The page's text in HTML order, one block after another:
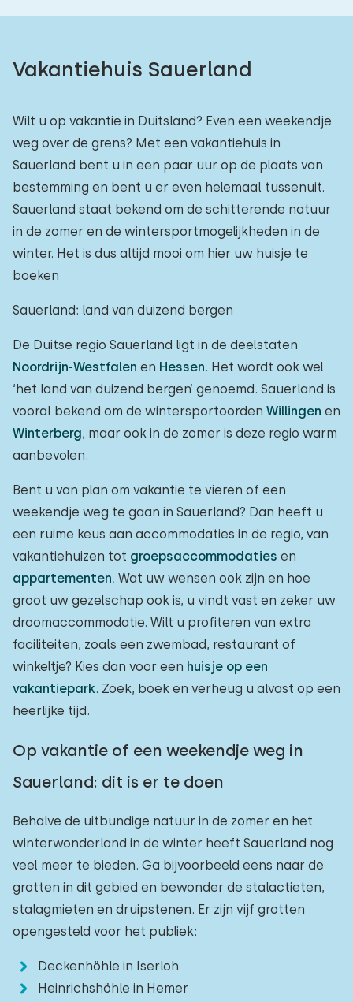
Vakantiehuis Sauerland
Wilt u op vakantie in Duitsland? Even een weekendje
weg over de grens? Met een vakantiehuis in
Sauerland bent u in een paar uur op de plaats van
bestemming en bent u er even helemaal tussenuit.
Sauerland staat bekend om de schitterende natuur
in de zomer en de wintersportmogelijkheden in de
winter. Het is dus altijd mooi om hier uw huisje te
boeken
Sauerland: land van duizend bergen
De Duitse regio Sauerland ligt in de deelstaten
Noordrijn-Westfalen en Hessen. Het wordt ook wel
‘het land van duizend bergen’ genoemd. Sauerland is
vooral bekend om de wintersportoorden Willingen en
Winterberg, maar ook in de zomer is deze regio warm
aanbevolen.
Bent u van plan om vakantie te vieren of een
weekendje weg te gaan in Sauerland? Dan heeft u
een ruime keus aan accommodaties in de regio, van
vakantiehuizen tot groepsaccommodaties en
appartementen. Wat uw wensen ook zijn en hoe
groot uw gezelschap ook is, u vindt vast en zeker uw
droomaccommodatie. Wilt u profiteren van extra
faciliteiten, zoals een zwembad, restaurant of
winkeltje? Kies dan voor een huisje op een
vakantiepark. Zoek, boek en verheug u alvast op een
heerlijke tijd.
Op vakantie of een weekendje weg in
Sauerland: dit is er te doen
Behalve de uitbundige natuur in de zomer en het
winterwonderland in de winter heeft Sauerland nog
veel meer te bieden. Ga bijvoorbeeld eens naar de
grotten in dit gebied en bewonder de stalactieten,
stalagmieten en druipstenen. Er zijn vijf grotten
opengesteld voor het publiek:
Deckenhöhle in Iserloh
Heinrichshöhle in Hemer